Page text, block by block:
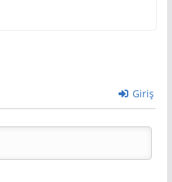
Giriş